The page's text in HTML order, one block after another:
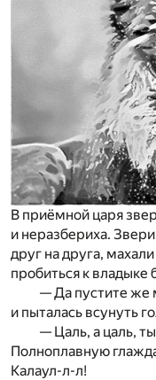
В приёмной царя
и неразбериха.
друг на друга,
пробиться к владыке
— Да пустите же
и пыталась всунуть
— Цаль, а цаль,
Полноплавную
Калаул-л-л!